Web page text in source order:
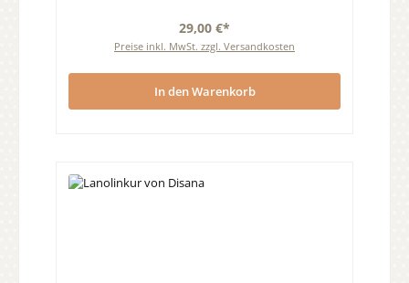
29,00 €*
Preise inkl. MwSt. zzgl. Versandkosten
In den Warenkorb